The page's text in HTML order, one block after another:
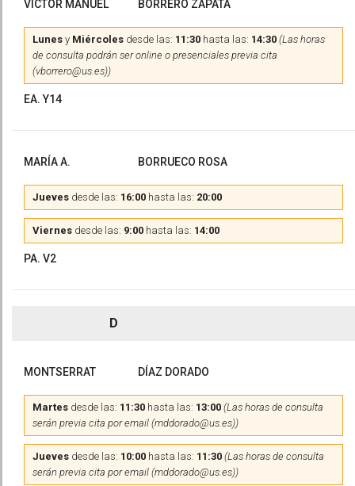
VÍCTOR MANUEL BORRERO ZAPATA
Lunes y Miércoles desde las: 11:30 hasta las: 14:30 (Las horas
de consulta podrán ser online o presenciales previa cita
(vborrero@us.es))
EA. Y14
MARÍA A. BORRUECO ROSA
Jueves desde las: 16:00 hasta las: 20:00
Viernes desde las: 9:00 hasta las: 14:00
PA. V2
D
MONTSERRAT DÍAZ DORADO
Martes desde las: 11:30 hasta las: 13:00 (Las horas de consulta
serán previa cita por email (mddorado@us.es))
Jueves desde las: 10:00 hasta las: 11:30 (Las horas de consulta
serán previa cita por email (mddorado@us.es))